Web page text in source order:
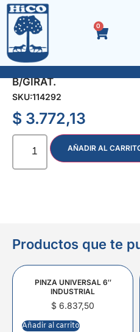
0
RUEDA GOMA NEGRA
B/GIRAT.
SKU:114292
$ 3.772,13
AÑADIR AL
Productos que te
PINZA UNIVERSAL 6″
INDUSTRIAL
$ 6.837,50
Añadir al carrito